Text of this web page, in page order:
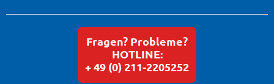
Fragen? Probleme?
HOTLINE:
+ 49 (0) 211-2205252